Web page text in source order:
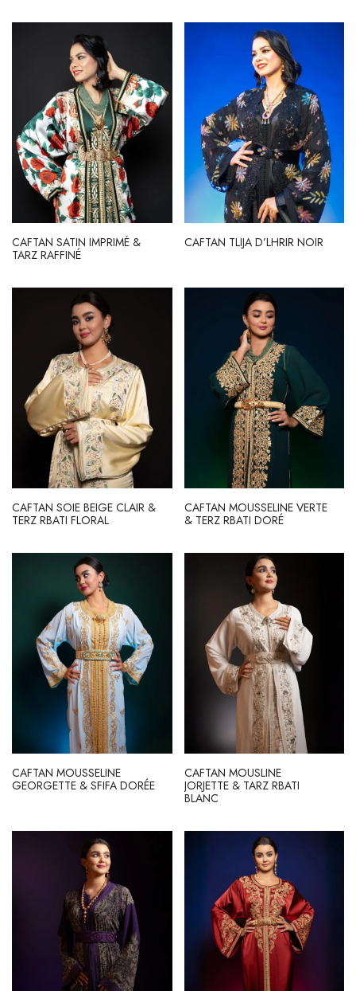
CAFTAN SATIN IMPRIMÉ &
TARZ RAFFINÉ
CAFTAN TLIJA D’LHRIR NOIR
CAFTAN SOIE BEIGE CLAIR &
TERZ RBATI FLORAL
CAFTAN MOUSSELINE VERTE
& TERZ RBATI DORÉ
CAFTAN MOUSSELINE
GEORGETTE & SFIFA DORÉE
CAFTAN MOUSLINE
JORJETTE & TARZ RBATI
BLANC